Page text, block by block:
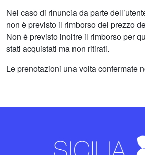
Nel caso di rinuncia da parte
non è previsto il rimborso del prezzo
Non è previsto inoltre il rimborso per
stati acquistati ma non ritirati.
Le prenotazioni una volta confermate